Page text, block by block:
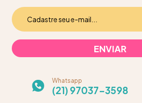
Whatsapp
(21) 97037-3598